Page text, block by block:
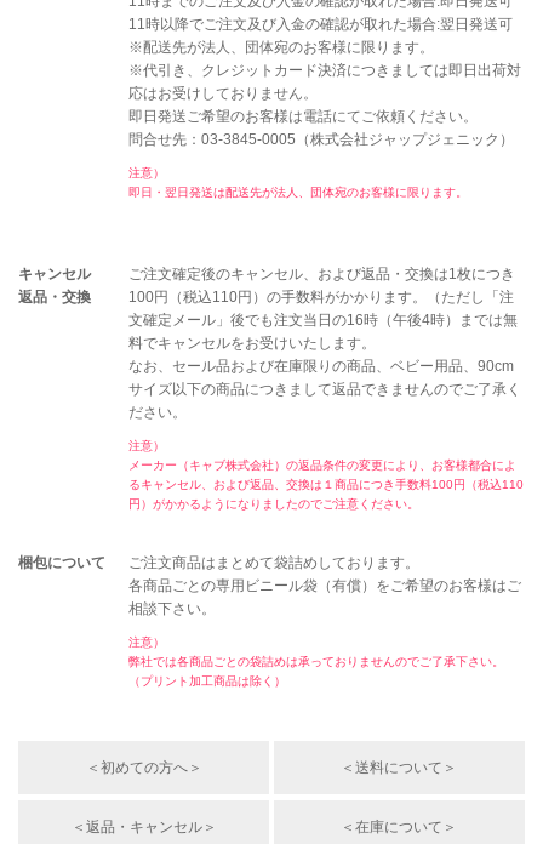
11時以降でご注文及び入金の確認が取れた場合:翌日発送可
※配送先が法人、団体宛のお客様に限ります。
※代引き、クレジットカード決済につきましては即日出荷対
応はお受けしておりません。
即日発送ご希望のお客様は電話にてご依頼ください。
問合せ先：03-3845-0005（株式会社ジャップジェニック）
注意）
即日・翌日発送は配送先が法人、団体宛のお客様に限ります。
キャンセル
返品・交換
ご注文確定後のキャンセル、および返品・交換は1枚につき
100円（税込110円）の手数料がかかります。（ただし「注
文確定メール」後でも注文当日の16時（午後4時）までは無
料でキャンセルをお受けいたします。
なお、セール品および在庫限りの商品、ベビー用品、90cm
サイズ以下の商品につきまして返品できませんのでご了承く
ださい。
注意）
メーカー（キャブ株式会社）の返品条件の変更により、お客様都合によ
るキャンセル、および返品、交換は１商品につき手数料100円（税込110
円）がかかるようになりましたのでご注意ください。
梱包について
ご注文商品はまとめて袋詰めしております。
各商品ごとの専用ビニール袋（有償）をご希望のお客様はご
相談下さい。
注意）
弊社では各商品ごとの袋詰めは承っておりませんのでご了承下さい。
（プリント加工商品は除く）
＜初めての方へ＞ ＜送料について＞
＜返品・キャンセル＞ ＜在庫について＞